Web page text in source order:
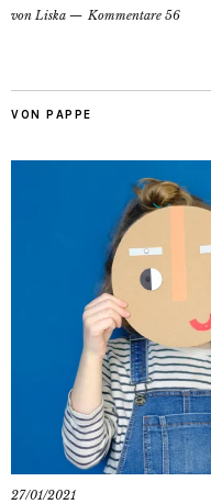
von Liska Kommentare 56
VON PAPPE
27/01/2021